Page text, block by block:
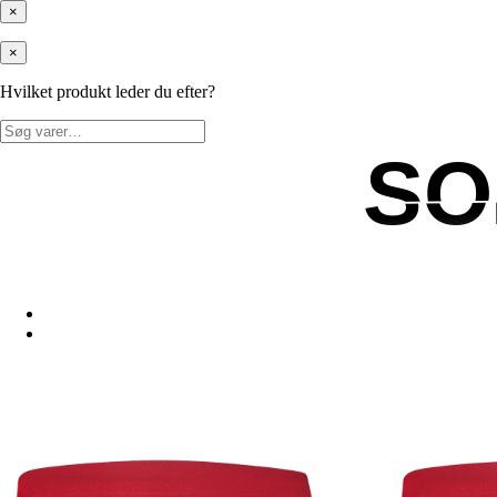
×
×
Hvilket produkt leder du efter?
Søg
efter: